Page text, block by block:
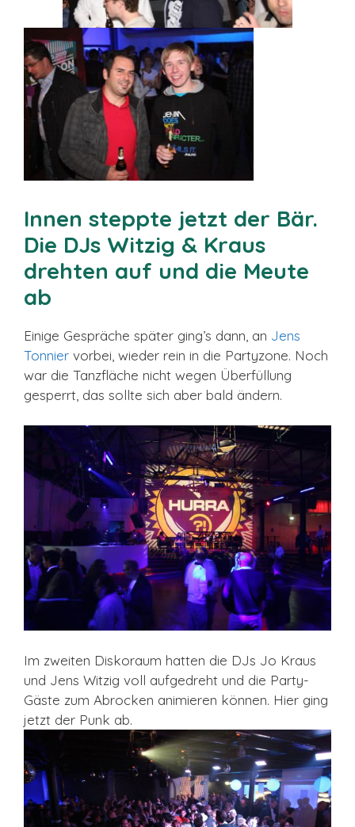
Innen steppte jetzt der Bär.
Die DJs Witzig & Kraus
drehten auf und die Meute
ab
Einige Gespräche später ging’s dann, an Jens
Tonnier vorbei, wieder rein in die Partyzone. Noch
war die Tanzfläche nicht wegen Überfüllung
gesperrt, das sollte sich aber bald ändern.
Im zweiten Diskoraum hatten die DJs Jo Kraus
und Jens Witzig voll aufgedreht und die Party-
Gäste zum Abrocken animieren können. Hier ging
jetzt der Punk ab.